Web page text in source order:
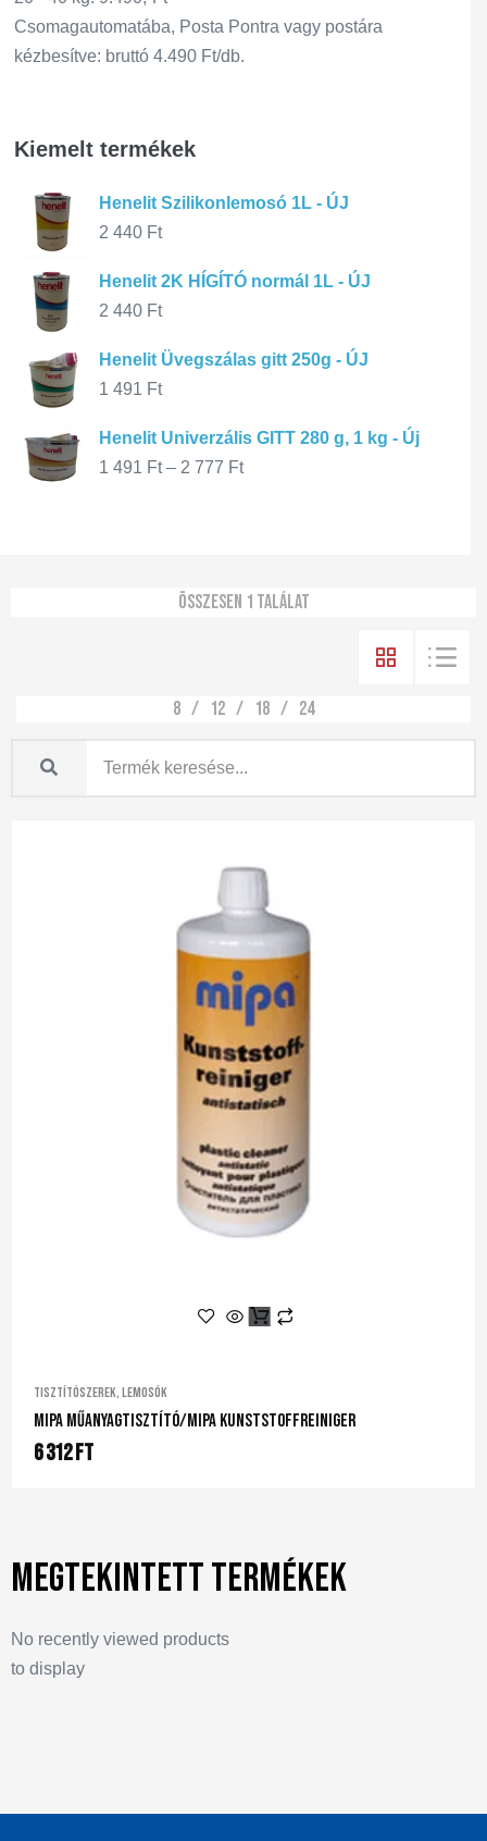
Csomagautomatába, Posta Pontra vagy postára
kézbesítve: bruttó 4.490 Ft/db.
Kiemelt termékek
Henelit Szilikonlemosó 1L - ÚJ
2 440 Ft
Henelit 2K HÍGÍTÓ normál 1L - ÚJ
2 440 Ft
Henelit Üvegszálas gitt 250g - ÚJ
1 491 Ft
Henelit Univerzális GITT 280 g, 1 kg - Új
1 491 Ft – 2 777 Ft
Összesen 1 találat
8 12 18 24
Tisztítószerek, lemosók
Mipa Műanyagtisztító/Mipa Kunststoffreiniger
6 312Ft
Megtekintett termékek
No recently viewed products
to display